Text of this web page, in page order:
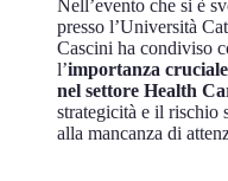
Nell’evento che si è
presso l’Università
Cascini ha condiviso
l’importanza
nel settore Health
strategicità e il rischio
alla mancanza di